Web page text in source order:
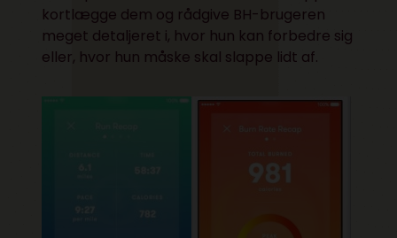
kortlægge dem og rådgive BH-brugeren
meget detaljeret i, hvor hun kan forbedre sig
eller, hvor hun måske skal slappe lidt af.